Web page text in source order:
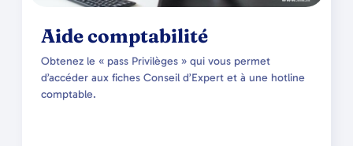
Aide comptabilité
Obtenez le « pass Privilèges » qui vous permet
d’accéder aux fiches Conseil d’Expert et à une hotline
comptable.